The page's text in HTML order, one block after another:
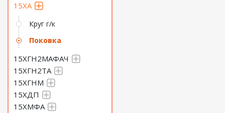
15ХА
Круг г/к
Поковка
15ХГН2МАФАЧ
15ХГН2ТА
15ХГНМ
15ХДП
15ХМФА